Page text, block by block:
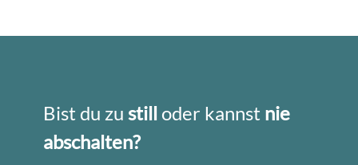
Bist du zu still oder kannst nie
abschalten?